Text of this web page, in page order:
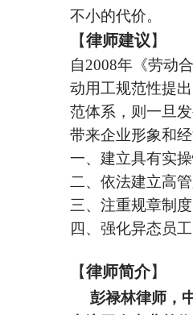
不小的代价。
【律师建议】
自2008年《劳动
动用工规范性提
范体系，则一旦
带来企业形象和
一、建立具有实
二、依法建立高
三、注重规章制
四、强化异态员
【律师简介】
彭禄林律师，